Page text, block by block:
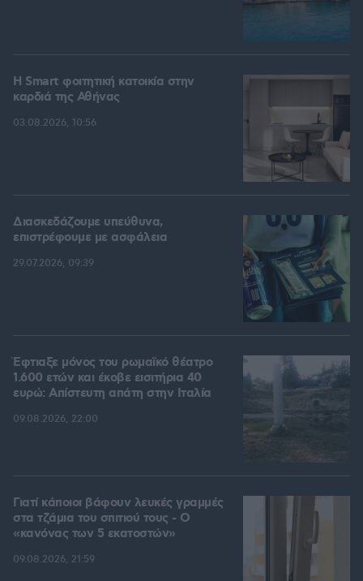
Η Smart φοιτητική κατοικία στην
καρδιά της Αθήνας
03.08.2026, 10:56
Διασκεδάζουμε υπεύθυνα,
επιστρέφουμε με ασφάλεια
29.07.2026, 09:39
Έφτιαξε μόνος του ρωμαϊκό θέατρο
1.600 ετών και έκοβε εισιτήρια 40
ευρώ: Απίστευτη απάτη στην Ιταλία
09.08.2026, 22:00
Γιατί κάποιοι βάφουν λευκές γραμμές
στα τζάμια του σπιτιού τους - Ο
«κανόνας των 5 εκατοστών»
09.08.2026, 21:59